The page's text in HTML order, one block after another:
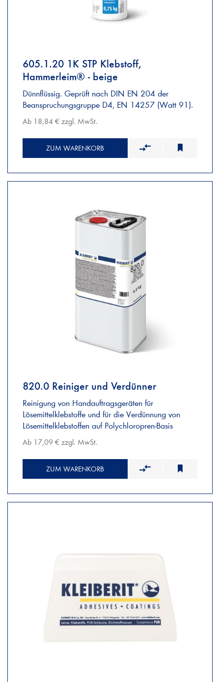
605.1.20 1K STP Klebstoff,
Hammerleim® - beige
Dünnflüssig. Geprüft nach DIN EN 204 der
Beanspruchungsgruppe D4, EN 14257 (Watt 91).
Ab 18,84 € zzgl. MwSt.
ZUM WARENKORB
820.0 Reiniger und Verdünner
Reinigung von Handauftragsgeräten für
Lösemittelklebstoffe und für die Verdünnung von
Lösemittelklebstoffen auf Polychloropren-Basis
Ab 17,09 € zzgl. MwSt.
ZUM WARENKORB